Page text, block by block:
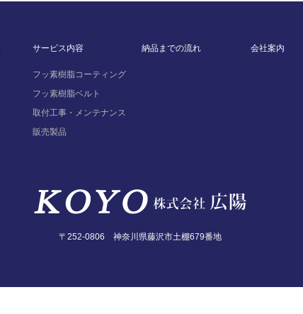
サービス内容
フッ素樹脂コーティング
フッ素樹脂ベルト
取付工事・メンテナンス
販売製品
納品までの流れ 会社案内
〒252-0806 神奈川県藤沢市土棚679番地